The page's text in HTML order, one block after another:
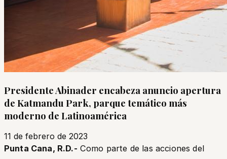
Presidente Abinader encabeza anuncio apertura
de Katmandu Park, parque temático más
moderno de Latinoamérica
11 de febrero de 2023
Punta Cana, R.D.- Como parte de las acciones del